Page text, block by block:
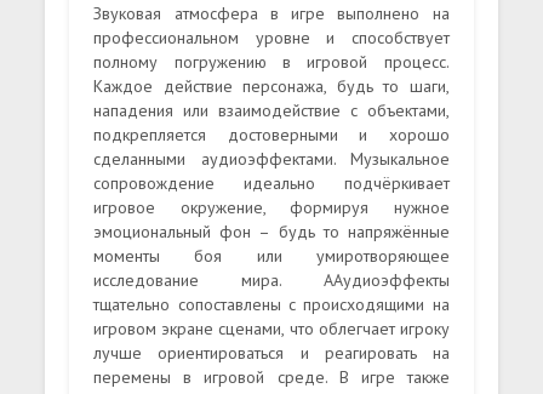
Звуковая атмосфера в игре выполнено на
профессиональном уровне и способствует
полному погружению в игровой процесс.
Каждое действие персонажа, будь то шаги,
нападения или взаимодействие с объектами,
подкрепляется достоверными и хорошо
сделанными аудиоэффектами. Музыкальное
сопровождение идеально подчёркивает
игровое окружение, формируя нужное
эмоциональный фон – будь то напряжённые
моменты боя или умиротворяющее
исследование мира. ААудиоэффекты
тщательно сопоставлены с происходящими на
игровом экране сценами, что облегчает игроку
лучше ориентироваться и реагировать на
перемены в игровой среде. В игре также